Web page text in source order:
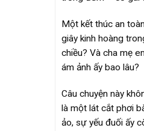
Một kết thúc an
giây kinh hoàng
chiều? Và cha mẹ
ám ảnh ấy bao lâu?
Câu chuyện này
là một lát cắt phơi
ảo, sự yếu đuối ấy